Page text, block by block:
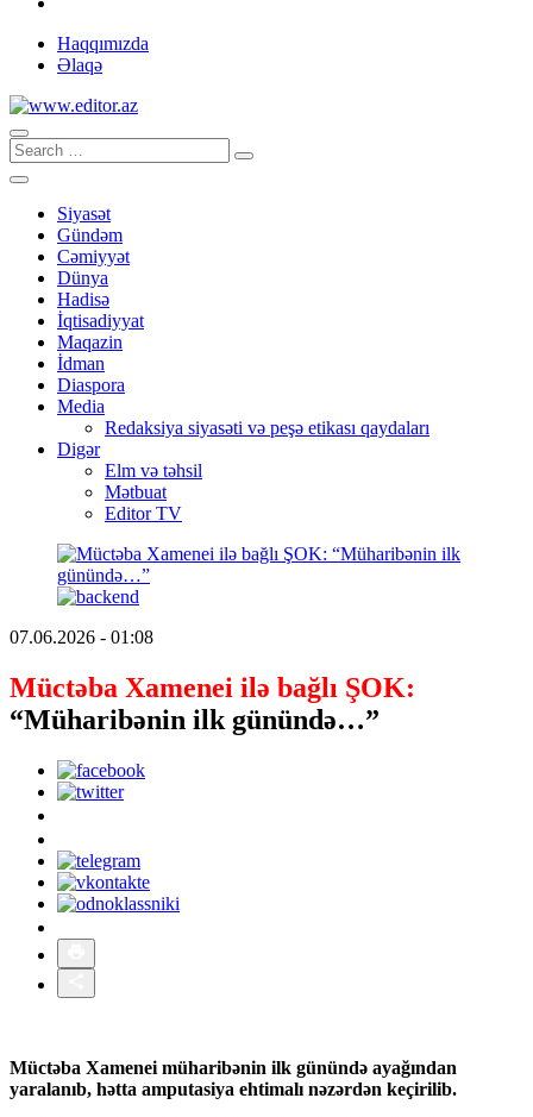
Haqqımızda
Əlaqə
Siyasət
Gündəm
Cəmiyyət
Dünya
Hadisə
İqtisadiyyat
Maqazin
İdman
Diaspora
Media
Redaksiya siyasəti və peşə etikası qaydaları
Digər
Elm və təhsil
Mətbuat
Editor TV
07.06.2026 - 01:08
Müctəba Xamenei ilə bağlı ŞOK:
“Müharibənin ilk günündə…”
Müctəba Xamenei müharibənin ilk günündə ayağından
yaralanıb, hətta amputasiya ehtimalı nəzərdən keçirilib.